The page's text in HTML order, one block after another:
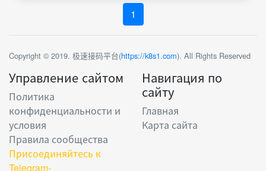
1
Copyright © 2019. 极速接码平台(https://k8s1.com). All Rights Reserved
Управление сайтом
Политика
конфиденциальности и
условия
Правила сообщества
Присоединяйтесь к
Telegram-
Навигация по
сайту
Главная
Карта сайта